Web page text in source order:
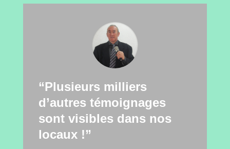
“Plusieurs milliers
d’autres témoignages
sont visibles dans nos
locaux !”